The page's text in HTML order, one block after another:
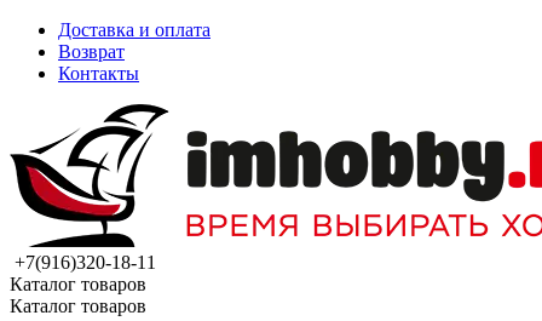
Доставка и оплата
Возврат
Контакты
+7(916)320-18-11
Каталог товаров
Каталог товаров